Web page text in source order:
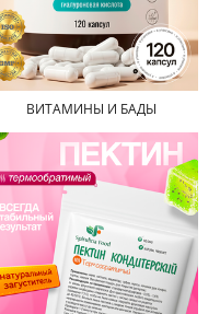
ВИТАМИНЫ И БАДЫ